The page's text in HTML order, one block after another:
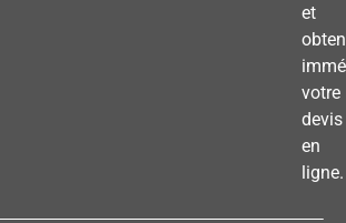
et
votre
devis
en
ligne.